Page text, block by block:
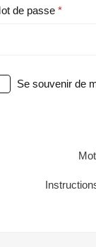
de passe
Se souvenir de